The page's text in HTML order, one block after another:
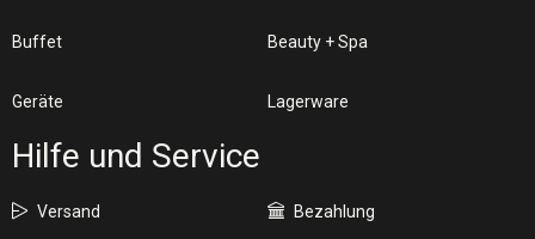
Buffet Beauty + Spa
Geräte Lagerware
Hilfe und Service
Versand Bezahlung